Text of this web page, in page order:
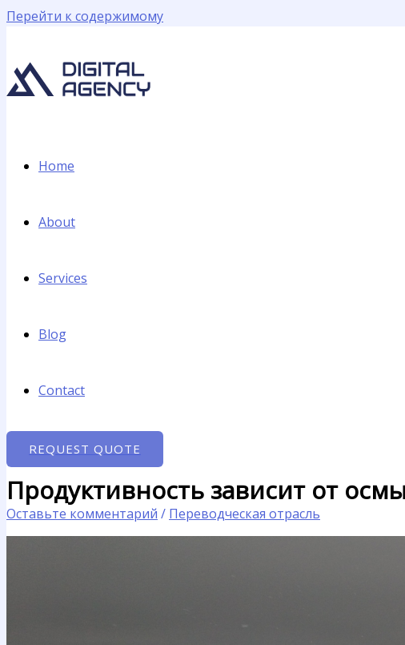
Перейти к содержимому
Home
About
Services
Blog
Contact
REQUEST QUOTE
Продуктивность зависит от
Оставьте комментарий / Переводческая отрасль